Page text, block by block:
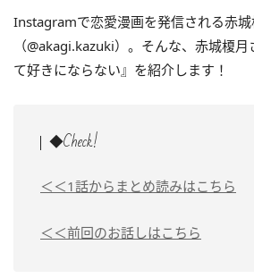
Instagramで恋愛漫画を発信される赤城
（@akagi.kazuki）。そんな、赤城榎
て好きにならない』を紹介します！
◆Check!
＜＜1話からまとめ読みはこちら
＜＜前回のお話しはこちら